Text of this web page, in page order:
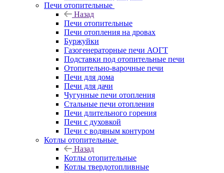
Печи отопительные
Назад
Печи отопительные
Печи отопления на дровах
Буржуйки
Газогенераторные печи АОГТ
Подставки под отопительные печи
Отопительно-варочные печи
Печи для дома
Печи для дачи
Чугунные печи отопления
Стальные печи отопления
Печи длительного горения
Печи с духовкой
Печи с водяным контуром
Котлы отопительные
Назад
Котлы отопительные
Котлы твердотопливные